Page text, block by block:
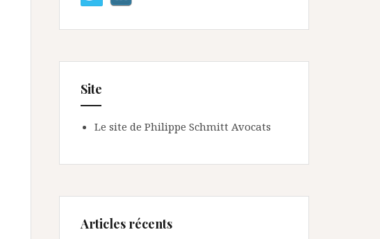
Site
Le site de Philippe Schmitt Avocats
Articles récents